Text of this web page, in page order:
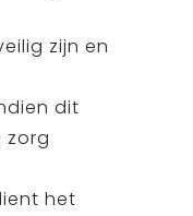
zijn en
dit
zorg
het